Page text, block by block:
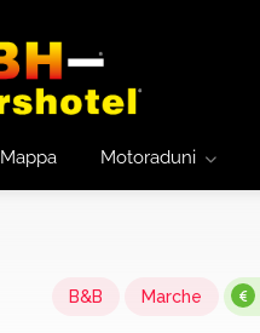
Mappa Motoraduni
B&B Marche